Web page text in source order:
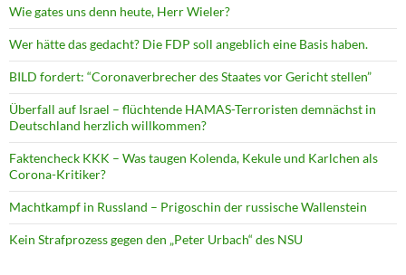
Wie gates uns denn heute, Herr Wieler?
Wer hätte das gedacht? Die FDP soll angeblich eine Basis haben.
BILD fordert: “Coronaverbrecher des Staates vor Gericht stellen”
Überfall auf Israel – flüchtende HAMAS-Terroristen demnächst in
Deutschland herzlich willkommen?
Faktencheck KKK – Was taugen Kolenda, Kekule und Karlchen als
Corona-Kritiker?
Machtkampf in Russland – Prigoschin der russische Wallenstein
Kein Strafprozess gegen den „Peter Urbach“ des NSU